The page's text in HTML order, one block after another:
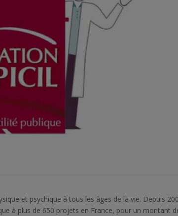
et psychique à tous les âges de la vie. Depuis
à plus de 650 projets en France, pour un montant